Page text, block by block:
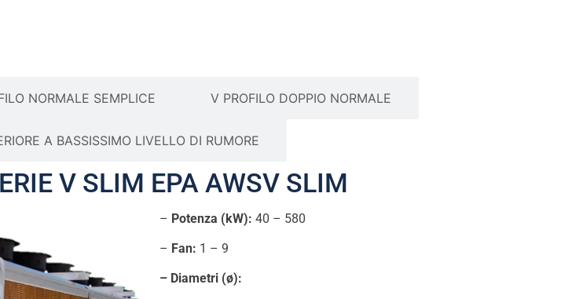
NORMALE SEMPLICE V PROFILO DOPPIO NORMALE
A BASSISSIMO LIVELLO DI RUMORE
V SLIM EPA AWSV SLIM
– Potenza (kW): 40 – 580
– Fan: 1 – 9
– Diametri (ø):